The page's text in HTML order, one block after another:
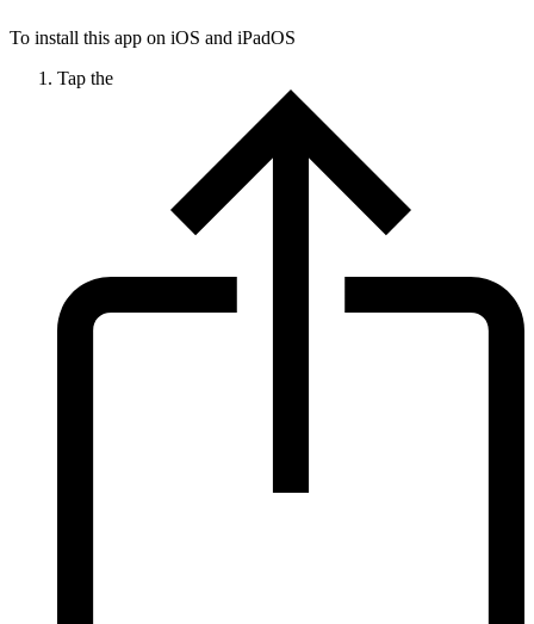
To install this app on iOS and iPadOS
Tap the